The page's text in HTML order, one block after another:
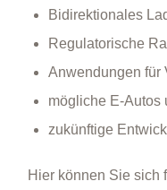
Bidirektionales
Regulatorische
Anwendungen für
mögliche E-Autos
zukünftige
Hier können Sie sich